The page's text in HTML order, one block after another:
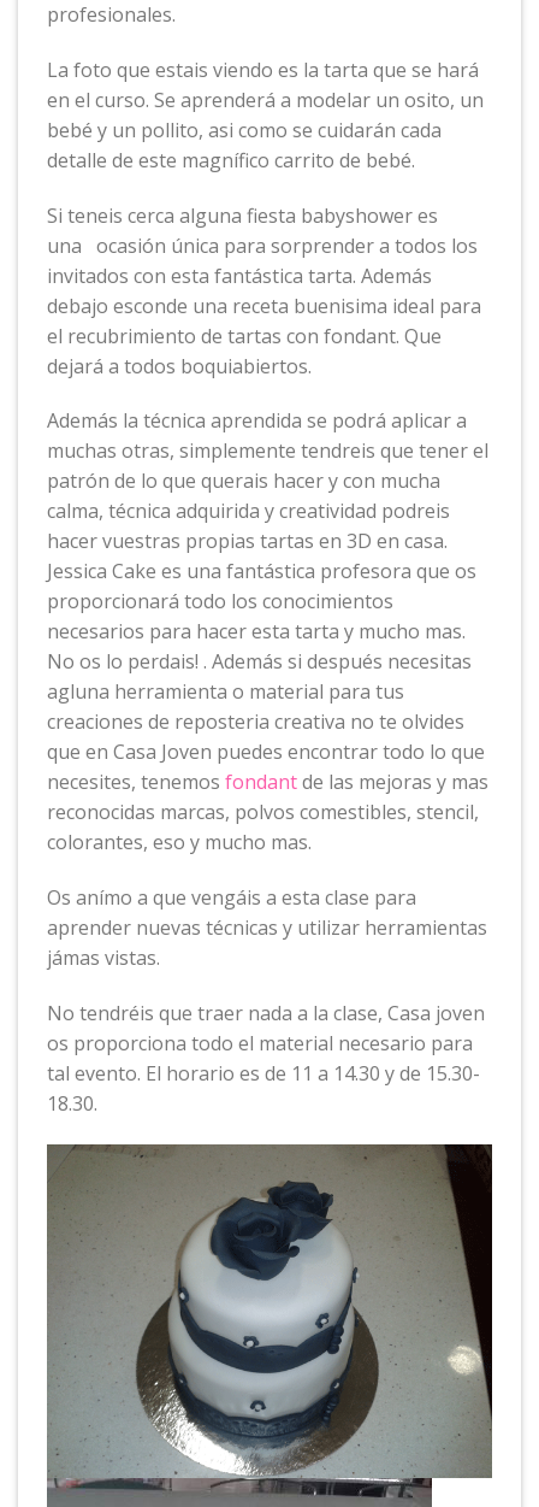
profesionales.
La foto que estais viendo es la tarta que se hará
en el curso. Se aprenderá a modelar un osito, un
bebé y un pollito, asi como se cuidarán cada
detalle de este magnífico carrito de bebé.
Si teneis cerca alguna fiesta babyshower es
una ocasión única para sorprender a todos los
invitados con esta fantástica tarta. Además
debajo esconde una receta buenisima ideal para
el recubrimiento de tartas con fondant. Que
dejará a todos boquiabiertos.
Además la técnica aprendida se podrá aplicar a
muchas otras, simplemente tendreis que tener el
patrón de lo que querais hacer y con mucha
calma, técnica adquirida y creatividad podreis
hacer vuestras propias tartas en 3D en casa.
Jessica Cake es una fantástica profesora que os
proporcionará todo los conocimientos
necesarios para hacer esta tarta y mucho mas.
No os lo perdais! . Además si después necesitas
agluna herramienta o material para tus
creaciones de reposteria creativa no te olvides
que en Casa Joven puedes encontrar todo lo que
necesites, tenemos fondantde las mejoras y mas
reconocidas marcas, polvos comestibles, stencil,
colorantes, eso y mucho mas.
Os anímo a que vengáis a esta clase para
aprender nuevas técnicas y utilizar herramientas
jámas vistas.
No tendréis que traer nada a la clase, Casa joven
os proporciona todo el material necesario para
tal evento. El horario es de 11 a 14.30 y de 15.30-
18.30.